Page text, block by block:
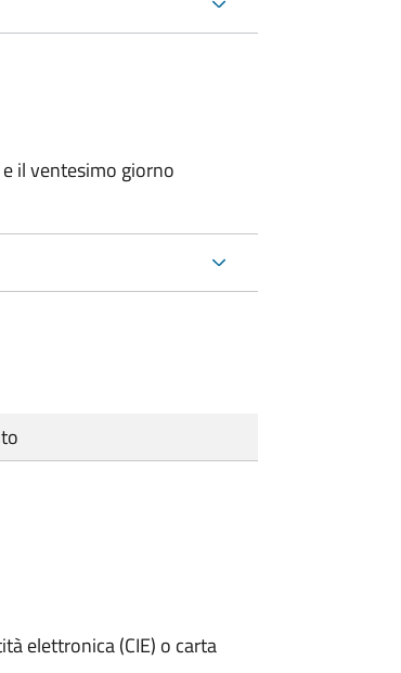
il ventesimo giorno
elettronica (CIE) o carta